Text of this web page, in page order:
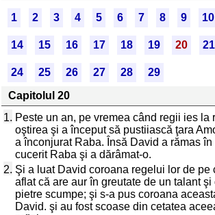
1 2 3 4 5 6 7 8 9 10
14 15 16 17 18 19 20 21
24 25 26 27 28
29
Capitolul 20
1. Peste un an, pe vremea când regii ies la
oştirea şi a început să pustiiască ţara
a înconjurat Raba. Însă David a rămas în
cucerit Raba şi a dărâmat-o.
2. Şi a luat David coroana regelui lor de pe
aflat că are aur în greutate de un talant şi
pietre scumpe; şi s-a pus coroana
David. şi au fost scoase din cetatea